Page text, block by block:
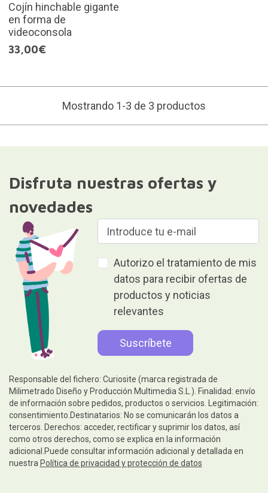
Cojín hinchable gigante
en forma de
videoconsola
33,00€
Mostrando 1-3 de 3 productos
Disfruta nuestras ofertas y
novedades
Autorizo el tratamiento de mis
datos para recibir ofertas de
productos y noticias
relevantes
Responsable del fichero: Curiosite (marca registrada de
Milimetrado Diseño y Producción Multimedia S.L.). Finalidad: envío
de información sobre pedidos, productos o servicios. Legitimación:
consentimiento.Destinatarios: No se comunicarán los datos a
terceros. Derechos: acceder, rectificar y suprimir los datos, así
como otros derechos, como se explica en la información
adicional.Puede consultar información adicional y detallada en
nuestra Política de privacidad y protección de datos